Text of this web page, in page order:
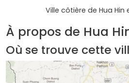
Ville côtière de Hua Hin
À propos de Hua
Où se trouve cette